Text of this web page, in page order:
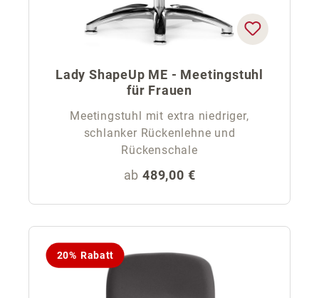
Lady ShapeUp ME - Meetingstuhl
für Frauen
Meetingstuhl mit extra niedriger,
schlanker Rückenlehne und
Rückenschale
Regulärer Preis:
ab 489,00 €
20% Rabatt